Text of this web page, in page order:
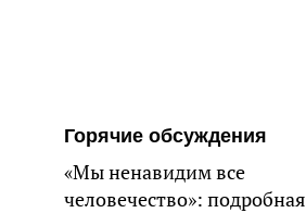
Горячие обсуждения
«Мы ненавидим все
человечество»: подробная